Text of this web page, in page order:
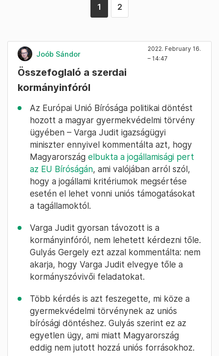
1 2
Joób Sándor
2022. February 16.
– 14:47
Összefoglaló a szerdai
kormányinfóról
Az Európai Unió Bírósága politikai döntést
hozott a magyar gyermekvédelmi törvény
ügyében – Varga Judit igazságügyi
miniszter ennyivel kommentálta azt, hogy
Magyarország elbukta a jogállamisági pert
az EU Bíróságán, ami valójában arról szól,
hogy a jogállami kritériumok megsértése
esetén el lehet vonni uniós támogatásokat
a tagállamoktól.
Varga Judit gyorsan távozott is a
kormányinfóról, nem lehetett kérdezni tőle.
Gulyás Gergely ezt azzal kommentálta: nem
akarja, hogy Varga Judit elvegye tőle a
kormányszóvivői feladatokat.
Több kérdés is azt feszegette, mi köze a
gyermekvédelmi törvénynek az uniós
bírósági döntéshez. Gulyás szerint ez az
egyetlen ügy, ami miatt Magyarország
eddig nem jutott hozzá uniós forrásokhoz.